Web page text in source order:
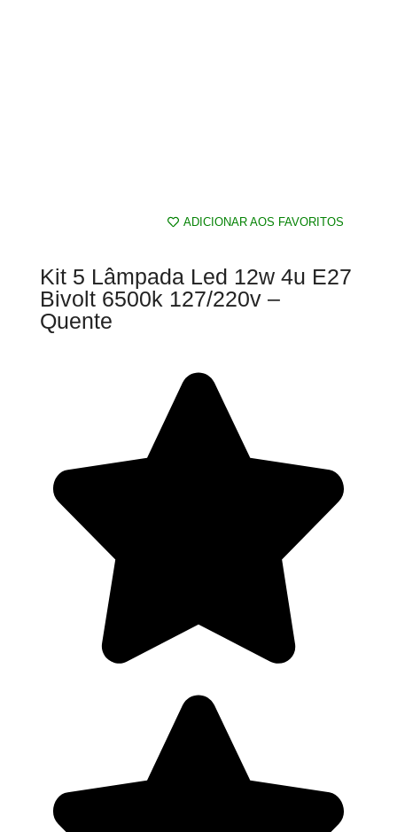
ADICIONAR AOS FAVORITOS
Kit 5 Lâmpada Led 12w 4u E27
Bivolt 6500k 127/220v –
Quente